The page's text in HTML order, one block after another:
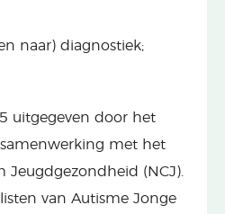
naar) diagnostiek;
uitgegeven door het
met het
Jeugdgezondheid (NCJ).
van Autisme Jonge